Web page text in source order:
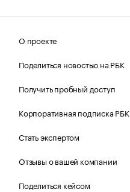
О проекте
Поделиться новостью на РБК
Получить пробный доступ
Корпоративная подписка РБК
Стать экспертом
Отзывы о вашей компании
Поделиться кейсом